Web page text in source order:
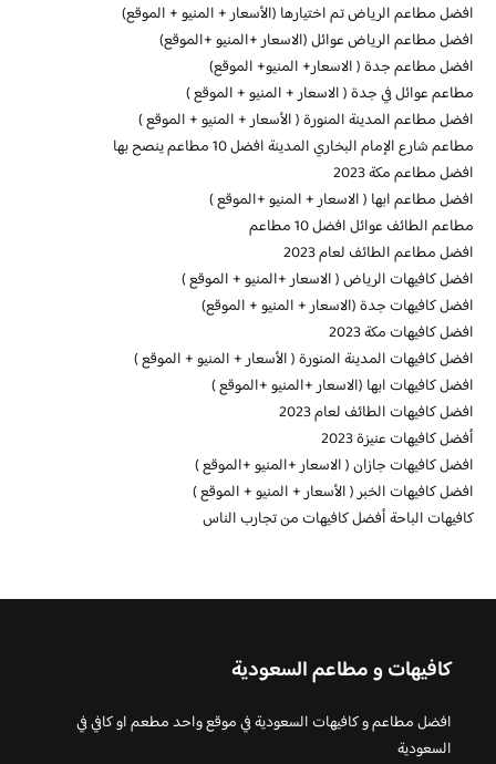
افضل مطاعم الرياض تم اختيارها (الأسعار + المنيو + الموقع)
افضل مطاعم الرياض عوائل (الاسعار +المنيو +الموقع)
افضل مطاعم جدة ( الاسعار+ المنيو+ الموقع)
مطاعم عوائل في جدة ( الاسعار + المنيو + الموقع )
افضل مطاعم المدينة المنورة ( الأسعار + المنيو + الموقع )
مطاعم شارع الإمام البخاري المدينة افضل 10 مطاعم ينصح بها
افضل مطاعم مكة 2023
افضل مطاعم ابها ( الاسعار + المنيو +الموقع )
مطاعم الطائف عوائل افضل 10 مطاعم
افضل مطاعم الطائف لعام 2023
افضل كافيهات الرياض ( الاسعار +المنيو + الموقع )
افضل كافيهات جدة (الاسعار + المنيو + الموقع)
افضل كافيهات مكة 2023
افضل كافيهات المدينة المنورة ( الأسعار + المنيو + الموقع )
افضل كافيهات ابها (الاسعار +المنيو +الموقع )
افضل كافيهات الطائف لعام 2023
أفضل كافيهات عنيزة 2023
افضل كافيهات جازان ( الاسعار +المنيو +الموقع )
افضل كافيهات الخبر ( الأسعار + المنيو + الموقع )
كافيهات الباحة أفضل كافيهات من تجارب الناس
كافيهات و مطاعم السعودية
افضل مطاعم و كافيهات السعودية في موقع واحد مطعم او كافي في
السعودية